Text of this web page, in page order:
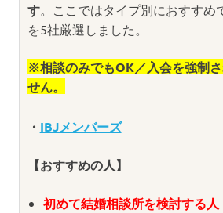
す。ここではタイプ別におすすめ
を5社厳選しました。
※相談のみでもOK／入会を強制
せん。
・ IBJメンバーズ
【おすすめの人】
初めて結婚相談所を検討する人